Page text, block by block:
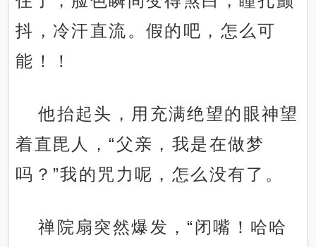
抖，冷汗直流。假的吧，怎么可
能！！
他抬起头，用充满绝望的眼神望
着直毘人，“父亲，我是在做梦
吗？”我的咒力呢，怎么没有了。
禅院扇突然爆发，“闭嘴！哈哈